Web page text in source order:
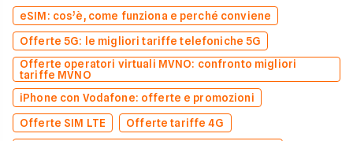
eSIM: cos’è, come funziona e perché conviene
Offerte 5G: le migliori tariffe telefoniche 5G
Offerte operatori virtuali MVNO: confronto migliori
tariffe MVNO
iPhone con Vodafone: offerte e promozioni
Offerte SIM LTE
Offerte tariffe 4G